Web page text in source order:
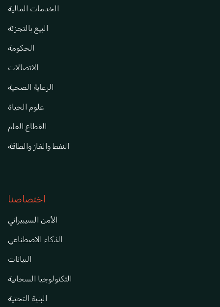
الخدمات المالية
البيع بالتجزئة
الحكومة
الاتصالات
الرعاية الصحية
علوم الحياة
القطاع العام
النفط والغاز والطاقة
اختصاصنا
الأمن السيبيراني
الذكاء الاصطناعي
البيانات
التكنولوجيا السحابية
البنية التحتية